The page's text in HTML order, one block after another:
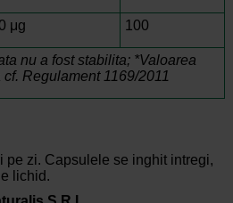
μg 100
nu a fost stabilita; *Valoarea
Regulament 1169/2011
pe zi. Capsulele se inghit intregi,
lichid.